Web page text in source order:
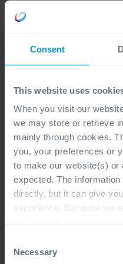
Consent
This website uses
When you visit our
we may store or retrieve
mainly through cookies.
you, your preferences or
to make our website(s) or
expected. The
directly, but it can give
experience. Because we
identified to find out more
Selection
Necessary
Security
Data & AI
App Integration
Data Analytics
DevOps